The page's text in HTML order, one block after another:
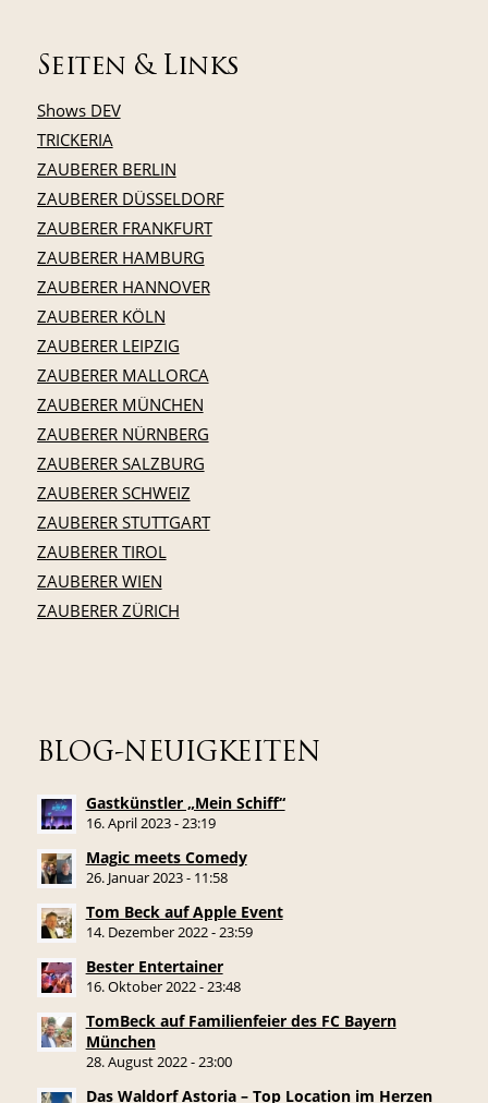
Seiten & Links
Shows DEV
TRICKERIA
ZAUBERER BERLIN
ZAUBERER DÜSSELDORF
ZAUBERER FRANKFURT
ZAUBERER HAMBURG
ZAUBERER HANNOVER
ZAUBERER KÖLN
ZAUBERER LEIPZIG
ZAUBERER MALLORCA
ZAUBERER MÜNCHEN
ZAUBERER NÜRNBERG
ZAUBERER SALZBURG
ZAUBERER SCHWEIZ
ZAUBERER STUTTGART
ZAUBERER TIROL
ZAUBERER WIEN
ZAUBERER ZÜRICH
BLOG-NEUIGKEITEN
Gastkünstler „Mein Schiff“
16. April 2023 - 23:19
Magic meets Comedy
26. Januar 2023 - 11:58
Tom Beck auf Apple Event
14. Dezember 2022 - 23:59
Bester Entertainer
16. Oktober 2022 - 23:48
TomBeck auf Familienfeier des FC Bayern
München
28. August 2022 - 23:00
Das Waldorf Astoria – Top Location im Herzen